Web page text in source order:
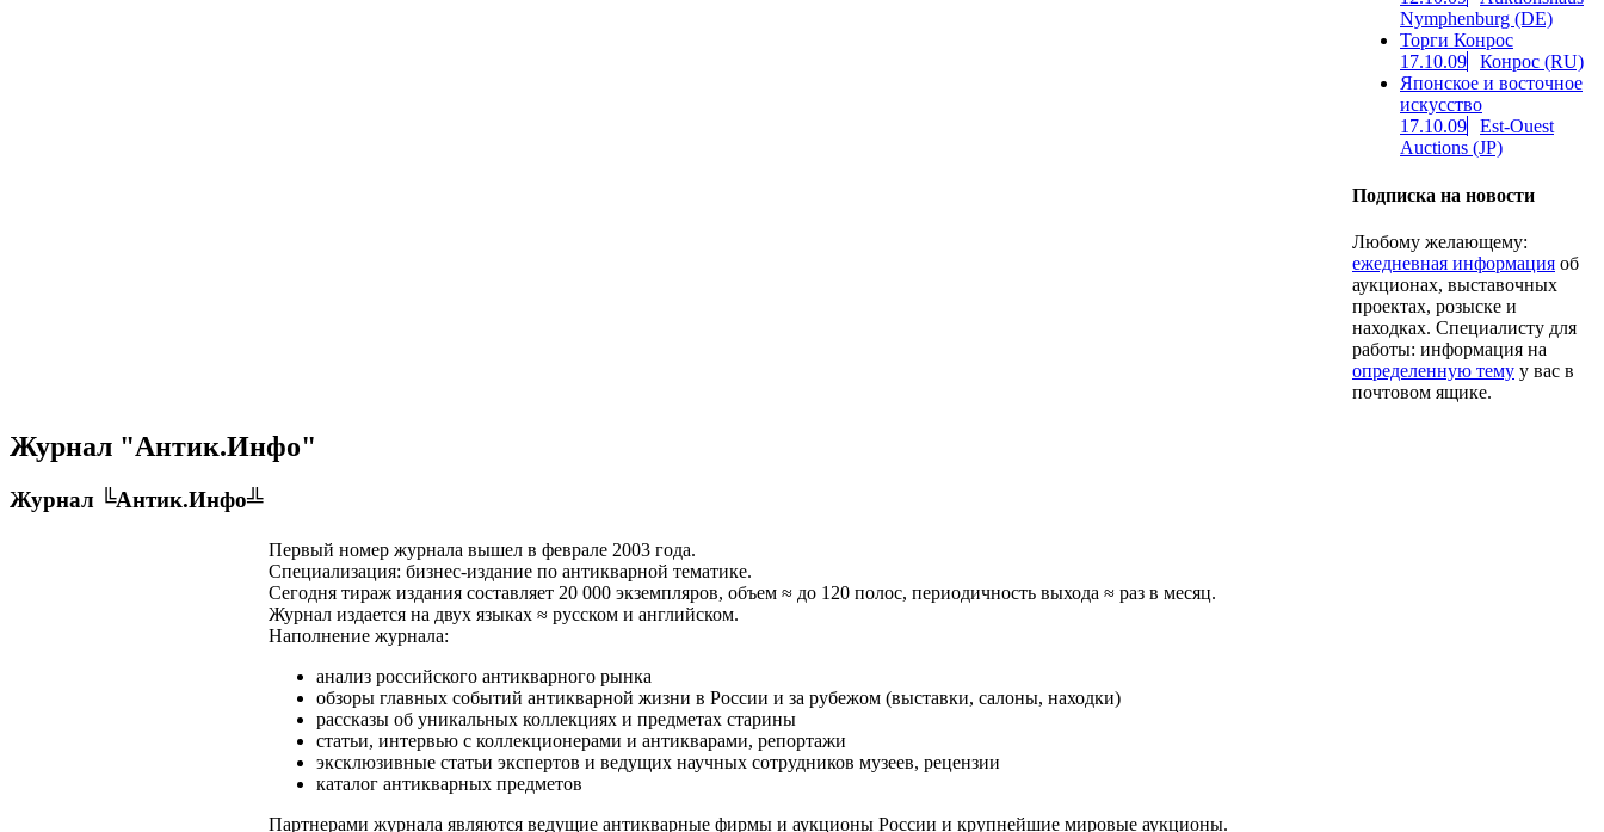
Nymphenburg (DE)
Торги Конрос
17.10.09
Конрос (RU)
Японское и восточное
искусство
17.10.09
Est-Ouest
Auctions (JP)
Подписка на новости
Любому желающему:
ежедневная информация об
аукционах, выставочных
проектах, розыске и
находках. Специалисту для
работы: информация на
определенную тему у вас в
почтовом ящике.
Журнал "Антик.Инфо"
Журнал ╚Антик.Инфо╩
Первый номер журнала вышел в феврале 2003 года.
Специализация: бизнес-издание по антикварной тематике.
Сегодня тираж издания составляет 20 000 экземпляров, объем ≈ до 120 полос, периодичность выхода ≈ раз в месяц.
Журнал издается на двух языках ≈ русском и английском.
Наполнение журнала:
анализ российского антикварного рынка
обзоры главных событий антикварной жизни в России и за рубежом (выставки, салоны, находки)
рассказы об уникальных коллекциях и предметах старины
статьи, интервью с коллекционерами и антикварами, репортажи
эксклюзивные статьи экспертов и ведущих научных сотрудников музеев, рецензии
каталог антикварных предметов
Партнерами журнала являются ведущие антикварные фирмы и аукционы России и крупнейшие мировые аукционы.